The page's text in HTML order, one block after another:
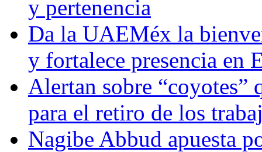
y pertenencia
Da la UAEMéx la
y fortalece presencia en
Alertan sobre “coyotes”
para el retiro de los
Nagibe Abbud apuesta